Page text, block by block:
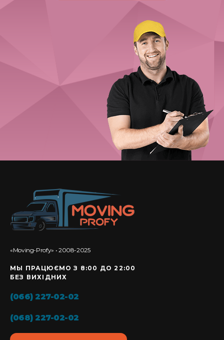
«Moving-Profy» • 2008-2025
МЫ ПРАЦЮЄМО З 8:00 ДО 22:00
БЕЗ ВИХІДНИХ
(066) 227-02-02
(068) 227-02-02